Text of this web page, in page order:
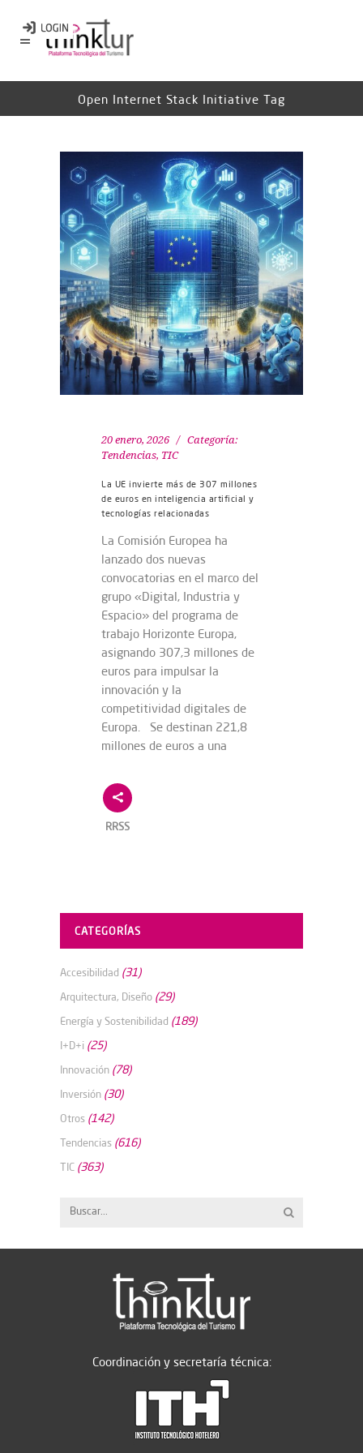
Open Internet Stack Initiative Tag
20 enero, 2026
Categoría:
Tendencias, TIC
La UE invierte más de 307 millones
de euros en inteligencia artificial y
tecnologías relacionadas
La Comisión Europea ha
lanzado dos nuevas
convocatorias en el marco del
grupo «Digital, Industria y
Espacio» del programa de
trabajo Horizonte Europa,
asignando 307,3 millones de
euros para impulsar la
innovación y la
competitividad digitales de
Europa. Se destinan 221,8
millones de euros a una
RRSS
CATEGORÍAS
Accesibilidad (31)
Arquitectura, Diseño (29)
Energía y Sostenibilidad (189)
I+D+i (25)
Innovación (78)
Inversión (30)
Otros (142)
Tendencias (616)
TIC (363)
Coordinación y secretaría técnica: